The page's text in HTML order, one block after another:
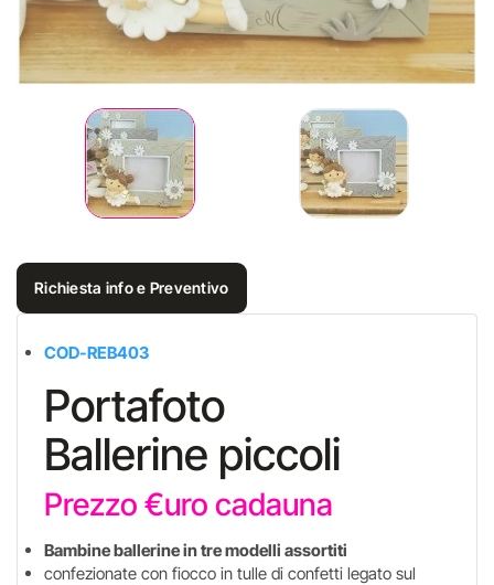
Richiesta info e Preventivo
COD-REB403
Portafoto
Ballerine piccoli
Prezzo €uro cadauna
Bambine ballerine in tre modelli assortiti
confezionate con fiocco in tulle di confetti legato sul